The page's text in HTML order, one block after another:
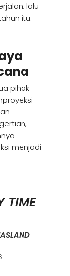
lalu
itu.
pihak
menjadi
TIME